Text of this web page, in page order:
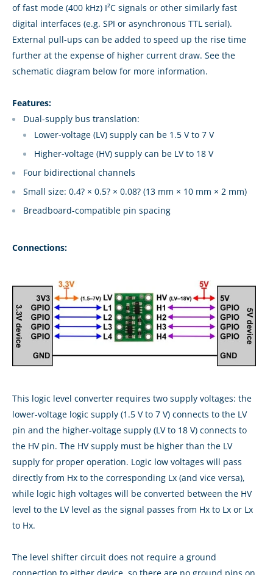
of fast mode (400 kHz) I²C signals or other similarly fast
digital interfaces (e.g. SPI or asynchronous TTL serial).
External pull-ups can be added to speed up the rise time
further at the expense of higher current draw. See the
schematic diagram below for more information.
Features:
Dual-supply bus translation:
Lower-voltage (LV) supply can be 1.5 V to 7 V
Higher-voltage (HV) supply can be LV to 18 V
Four bidirectional channels
Small size: 0.4? × 0.5? × 0.08? (13 mm × 10 mm × 2 mm)
Breadboard-compatible pin spacing
Connections:
This logic level converter requires two supply voltages: the
lower-voltage logic supply (1.5 V to 7 V) connects to the LV
pin and the higher-voltage supply (LV to 18 V) connects to
the HV pin. The HV supply must be higher than the LV
supply for proper operation. Logic low voltages will pass
directly from Hx to the corresponding Lx (and vice versa),
while logic high voltages will be converted between the HV
level to the LV level as the signal passes from Hx to Lx or Lx
to Hx.
The level shifter circuit does not require a ground